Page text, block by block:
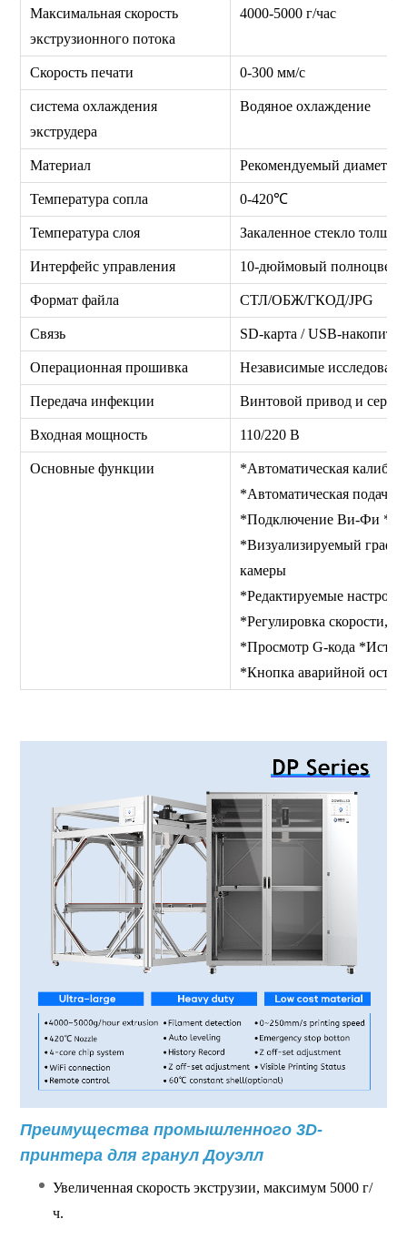
Максимальная скорость
экструзионного потока
4000-5000 г/час
Скорость печати 0-300 мм/с
система охлаждения
экструдера
Водяное охлаждение
Материал Рекомендуемый диаметр
Температура сопла 0-420℃
Температура слоя Закаленное стекло
Интерфейс управления 10-дюймовый
Формат файла СТЛ/ОБЖ/ГКОД/JPG
Связь SD-карта / USB-
Операционная прошивка Независимые
Передача инфекции Винтовой привод и
Входная мощность 110/220 В
Основные функции
*Автоматическая
*Автоматическая подача
*Подключение Ви-Фи
*Визуализируемый
камеры
*Редактируемые
*Регулировка скорости,
*Просмотр G-кода
*Кнопка аварийной
Преимущества промышленного 3D-
принтера для гранул Доуэлл
Увеличенная скорость экструзии, максимум 5000 г/
ч.